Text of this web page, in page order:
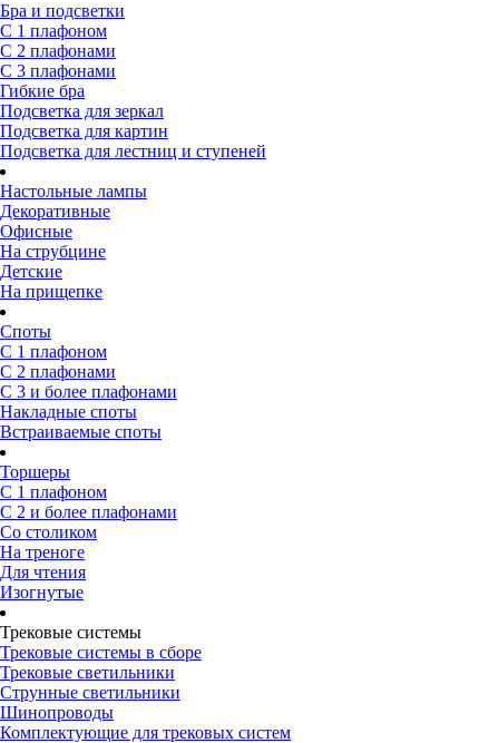
Бра и подсветки
С 1 плафоном
С 2 плафонами
С 3 плафонами
Гибкие бра
Подсветка для зеркал
Подсветка для картин
Подсветка для лестниц и ступеней
Настольные лампы
Декоративные
Офисные
На струбцине
Детские
На прищепке
Споты
С 1 плафоном
С 2 плафонами
С 3 и более плафонами
Накладные споты
Встраиваемые споты
Торшеры
С 1 плафоном
С 2 и более плафонами
Со столиком
На треноге
Для чтения
Изогнутые
Трековые системы
Трековые системы в сборе
Трековые светильники
Струнные светильники
Шинопроводы
Комплектующие для трековых систем